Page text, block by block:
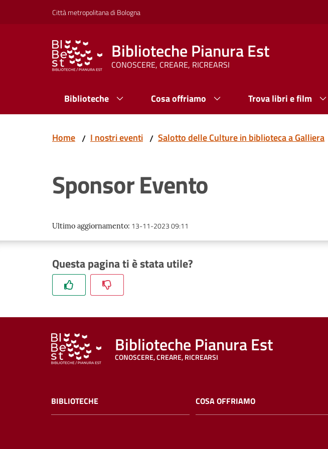
Vai al contenuto
Vai alla navigazioneCittà metropolitana di Bologna
Biblioteche Pianura Est
CONOSCERE, CREARE, RICREARSI
Biblioteche Cosa offriamo Trova libri e film
Home / I nostri eventi / Salotto delle Culture in biblioteca a Galliera
Sponsor Evento
Ultimo aggiornamento: 13-11-2023 09:11
Questa pagina ti è stata utile?
Biblioteche Pianura Est
CONOSCERE, CREARE, RICREARSI
BIBLIOTECHE COSA OFFRIAMO